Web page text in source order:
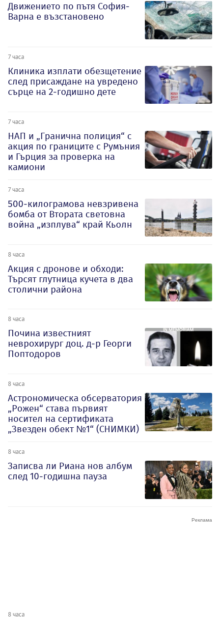
Движението по пътя София-
Варна е възстановено
7 часа
Клиника изплати обезщетение
след присаждане на увредено
сърце на 2-годишно дете
7 часа
НАП и „Гранична полиция“ с
акция по границите с Румъния
и Гърция за проверка на
камиони
7 часа
500-килограмова невзривена
бомба от Втората световна
война „изплува“ край Кьолн
8 часа
Акция с дронове и обходи:
Търсят глутница кучета в два
столични района
8 часа
Почина известният
неврохирург доц. д-р Георги
Поптодоров
8 часа
Астрономическа обсерватория
„Рожен“ става първият
носител на сертификата
„Звезден обект №1“ (СНИМКИ)
8 часа
Записва ли Риана нов албум
след 10-годишна пауза
8 часа